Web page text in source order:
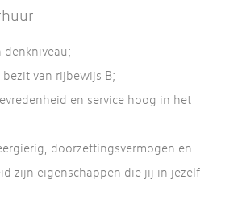
denkniveau;
van rijbewijs B;
en service hoog in het
doorzettingsvermogen en
zijn eigenschappen die jij in jezelf